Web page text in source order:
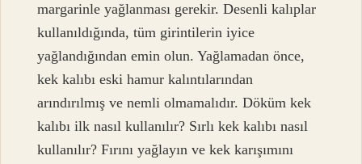
margarinle yağlanması gerekir. Desenli kalıplar
kullanıldığında, tüm girintilerin iyice
yağlandığından emin olun. Yağlamadan önce,
kek kalıbı eski hamur kalıntılarından
arındırılmış ve nemli olmamalıdır. Döküm kek
kalıbı ilk nasıl kullanılır? Sırlı kek kalıbı nasıl
kullanılır? Fırını yağlayın ve kek karışımını